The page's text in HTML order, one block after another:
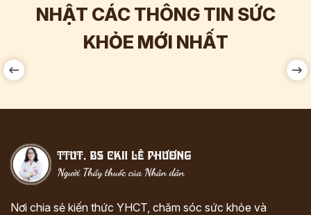
NHẬT CÁC THÔNG TIN SỨC
KHỎE MỚI NHẤT
Nơi chia sẻ kiến thức YHCT, chăm sóc sức khỏe và